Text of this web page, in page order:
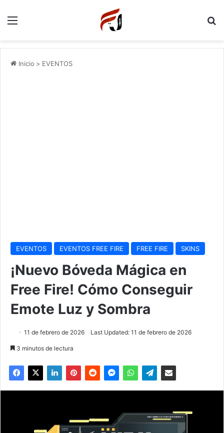
Menu
Inicio > EVENTOS
EVENTOS EVENTOS FREE FIRE FREE FIRE SKINS
¡Nuevo Bóveda Mágica en
Free Fire! Cómo Conseguir
Emote Luz y Sombra
11 de febrero de 2026 Last Updated: 11 de febrero de 2026
3 minutos de lectura